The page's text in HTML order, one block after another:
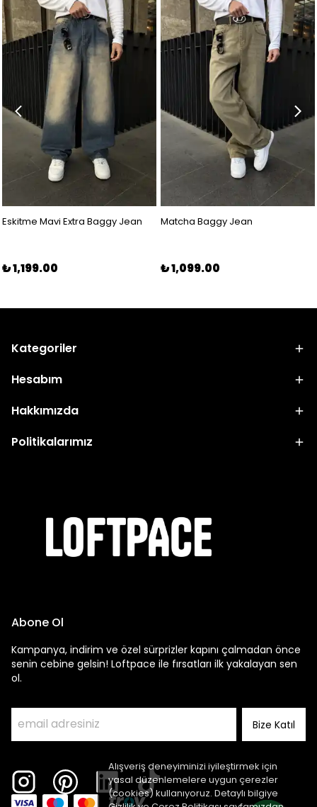
Alışveriş deneyiminizi iyileştirmek için
yasal düzenlemelere uygun çerezler
(cookies) kullanıyoruz. Detaylı bilgiye
Eskitme Mavi Extra Baggy Jean
₺ 1,199.00
Matcha Baggy Jean
₺ 1,099.00
Kategoriler
Hesabım
Hakkımızda
Politikalarımız
Abone Ol
Kampanya, indirim ve özel sürprizler kapını çalmadan önce
senin cebine gelsin! Loftpace ile fırsatları ilk yakalayan sen
ol.
Bize Katıl